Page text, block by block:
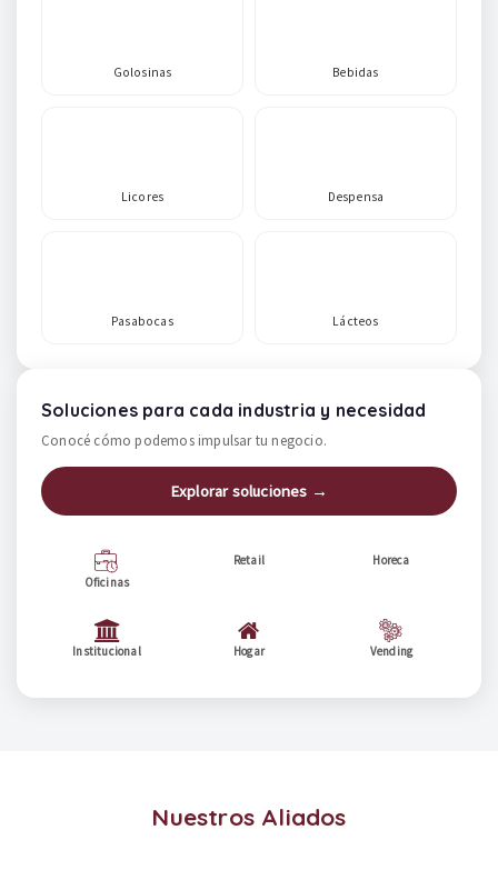
Golosinas Bebidas
Licores Despensa
Pasabocas Lácteos
Soluciones para cada industria y necesidad
Conocé cómo podemos impulsar tu negocio.
Explorar soluciones →
Oficinas
Retail Horeca
Institucional Hogar Vending
Nuestros Aliados